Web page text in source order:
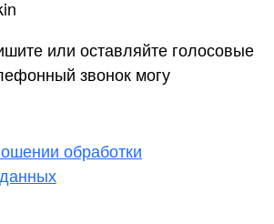
или оставляйте голосовые
звонок могу
обработки